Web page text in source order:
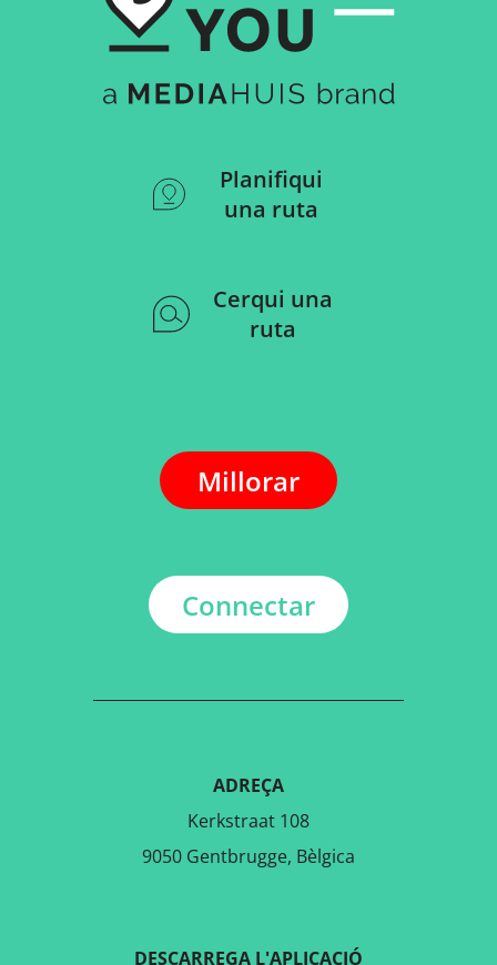
Planifiqui
una ruta
Cerqui una
ruta
Millorar
Connectar
ADREÇA
Kerkstraat 108
9050 Gentbrugge, Bèlgica
DESCARREGA L'APLICACIÓ